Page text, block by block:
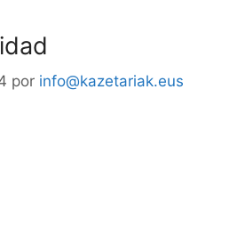
por info@kazetariak.eus